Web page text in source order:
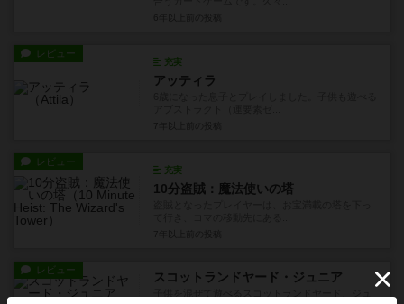
レビュー
充実
アッティラ
レビュー
充実
10分盗賊：魔法使いの塔
レビュー スコットランドヤード・ジュニア